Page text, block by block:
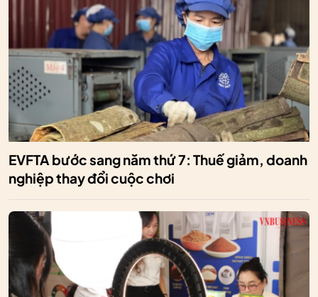
EVFTA bước sang năm thứ 7: Thuế giảm, doanh
nghiệp thay đổi cuộc chơi